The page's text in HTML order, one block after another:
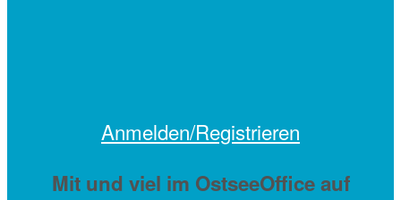
Anmelden/Registrieren
Mit und viel im OstseeOffice auf